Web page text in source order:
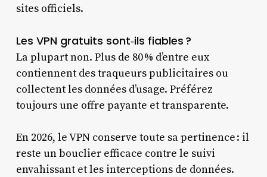
sites officiels.
Les VPN gratuits sont‑ils fiables ?
La plupart non. Plus de 80 % d’entre eux
contiennent des traqueurs publicitaires ou
collectent les données d’usage. Préférez
toujours une offre payante et transparente.
En 2026, le VPN conserve toute sa pertinence : il
reste un bouclier efficace contre le suivi
envahissant et les interceptions de données.